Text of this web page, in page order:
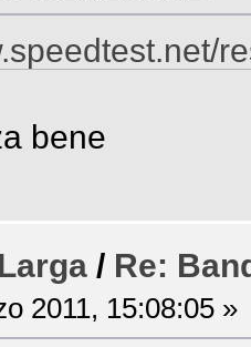
bene
/ Re:
2011, 15:08:05 »